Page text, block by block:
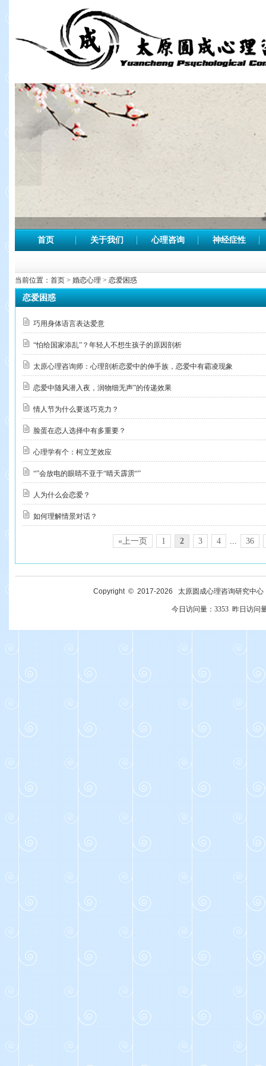
首页 关于我们 心理咨询 神经症性
当前位置： 首页 > 婚恋心理 > 恋爱困惑
恋爱困惑
巧用身体语言表达爱意
“怕给国家添乱”？年轻人不想生孩子的原因剖析
太原心理咨询师：心理剖析恋爱中的伸手族，恋爱中有霸凌现象
恋爱中随风潜入夜，润物细无声”的传递效果
情人节为什么要送巧克力？
脸蛋在恋人选择中有多重要？
心理学有个：柯立芝效应
“”会放电的眼睛不亚于“晴天霹雳“”
人为什么会恋爱？
如何理解情景对话？
«上一页 1 2 3 4 ... 36
Copyright © 2017-2026 太原圆成心理咨询研究中
今日访问量： 3353 昨日访问